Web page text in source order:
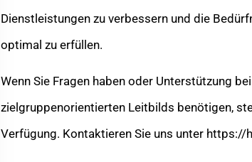
Dienstleistungen zu verbessern und die
optimal zu erfüllen.
Wenn Sie Fragen haben oder Unterstützung
zielgruppenorientierten Leitbilds benötigen,
Verfügung. Kontaktieren Sie uns unter